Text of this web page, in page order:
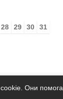
28 29 30 31
Они